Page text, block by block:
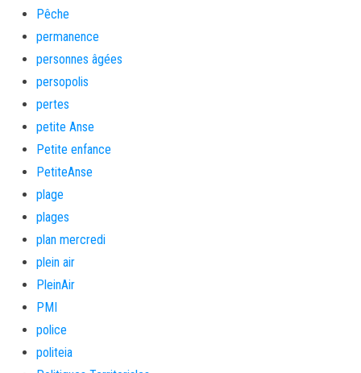
Pêche
permanence
personnes âgées
persopolis
pertes
petite Anse
Petite enfance
PetiteAnse
plage
plages
plan mercredi
plein air
PleinAir
PMI
police
politeia